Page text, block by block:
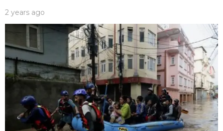
2 years ago